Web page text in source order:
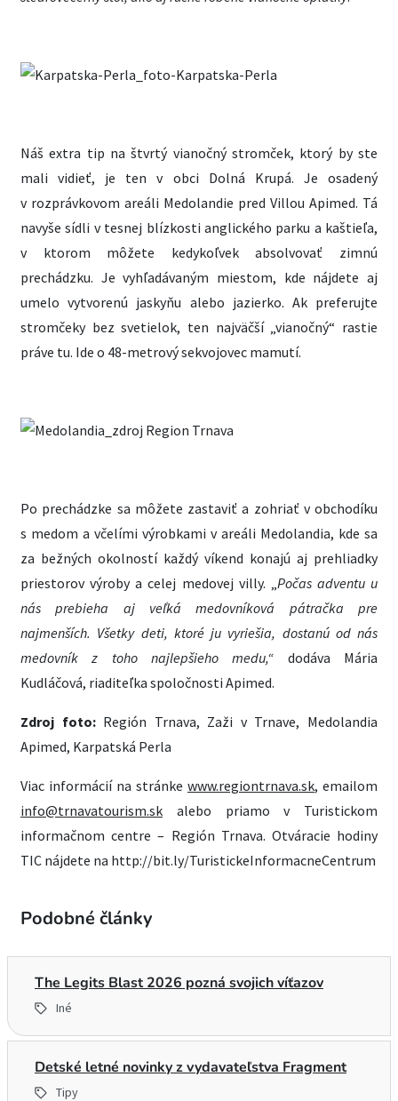
Náš extra tip na štvrtý vianočný stromček, ktorý by ste
mali vidieť, je ten v obci Dolná Krupá. Je osadený
v rozprávkovom areáli Medolandie pred Villou Apimed. Tá
navyše sídli v tesnej blízkosti anglického parku a kaštieľa,
v ktorom môžete kedykoľvek absolvovať zimnú
prechádzku. Je vyhľadávaným miestom, kde nájdete aj
umelo vytvorenú jaskyňu alebo jazierko. Ak preferujte
stromčeky bez svetielok, ten najväčší „vianočný“ rastie
práve tu. Ide o 48-metrový sekvojovec mamutí.
Po prechádzke sa môžete zastaviť a zohriať v obchodíku
s medom a včelími výrobkami v areáli Medolandia, kde sa
za bežných okolností každý víkend konajú aj prehliadky
priestorov výroby a celej medovej villy. „Počas adventu u
nás prebieha aj veľká medovníková pátračka pre
najmenších. Všetky deti, ktoré ju vyriešia, dostanú od nás
medovník z toho najlepšieho medu,“ dodáva Mária
Kudláčová, riaditeľka spoločnosti Apimed.
Zdroj foto: Región Trnava, Zaži v Trnave, Medolandia
Apimed, Karpatská Perla
Viac informácií na stránke www.regiontrnava.sk, emailom
info@trnavatourism.sk alebo priamo v Turistickom
informačnom centre – Región Trnava. Otváracie hodiny
TIC nájdete na http://bit.ly/TuristickeInformacneCentrum
Podobné články
The Legits Blast 2026 pozná svojich víťazov
Iné
Detské letné novinky z vydavateľstva Fragment
Tipy